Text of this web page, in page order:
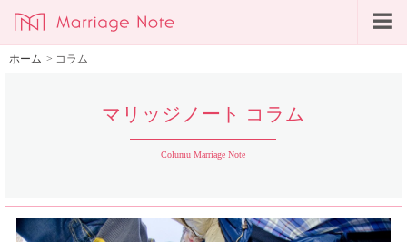
ホーム > コラム
マリッジノート コラム
Columu Marriage Note